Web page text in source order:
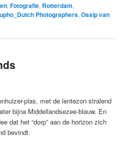
,Fotografie, Rotterdam,
Photographers,Ossip van
plas, met de lentezon stralend
bijna Middellandsezee-blauw. En
dat het “dorp” aan de horizon zich
bevindt.